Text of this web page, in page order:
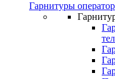
Гарнитуры